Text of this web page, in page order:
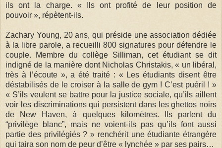
ils ont la charge. « Ils ont profité de leur position de
pouvoir », répètent-ils.
Zachary Young, 20 ans, qui préside une association dédiée
à la libre parole, a recueilli 800 signatures pour défendre le
couple. Membre du collège Silliman, cet étudiant se dit
indigné de la manière dont Nicholas Christakis, « un libéral,
très à l’écoute », a été traité : « Les étudiants disent être
déstabilisés de le croiser à la salle de gym ! C’est puéril ! »
« S’ils veulent se battre pour la justice sociale, qu’ils aillent
voir les discriminations qui persistent dans les ghettos noirs
de New Haven, à quelques kilomètres. Ils parlent du
“privilège blanc”, mais ne voient-ils pas qu’ils font aussi
partie des privilégiés ? » renchérit une étudiante étrangère
qui taira son nom de peur d’être « lynchée » par ses pairs…